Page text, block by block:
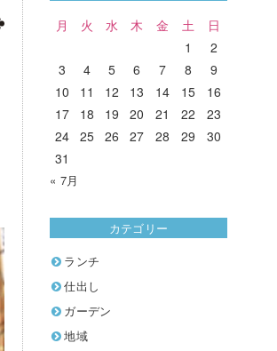
月 火 水 木 金 土
日
1
2
3
4 5 6 7 8
9
10
11 12 13 14 15
16
17
18 19 20 21 22
23
24 25 26 27 28 29
30
31
« 7月
カテゴリー
ランチ
仕出し
ガーデン
地域